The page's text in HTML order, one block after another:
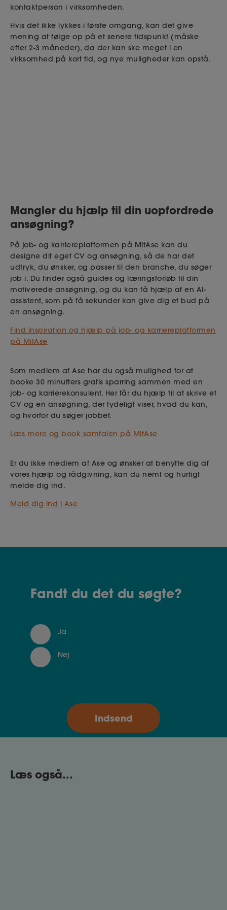
kontaktperson i virksomheden.
Hvis det ikke lykkes i første omgang, kan det give
mening at følge op på et senere tidspunkt (måske
efter 2-3 måneder), da der kan ske meget i en
virksomhed på kort tid, og nye muligheder kan opstå.
Mangler du hjælp til din uopfordrede
ansøgning?
På job- og karriereplatformen på MitAse kan du
designe dit eget CV og ansøgning, så de har det
udtryk, du ønsker, og passer til den branche, du søger
job i. Du finder også guides og læringsforløb til din
motiverede ansøgning, og du kan få hjælp af en AI-
assistent, som på få sekunder kan give dig et bud på
en ansøgning.
Find inspiration og hjælp på job- og karriereplatformen
på MitAse
Som medlem af Ase har du også mulighed for at
booke 30 minutters gratis sparring sammen med en
job- og karrierekonsulent. Her får du hjælp til at skrive et
CV og en ansøgning, der tydeligt viser, hvad du kan,
og hvorfor du søger jobbet.
Læs mere og book samtalen på MitAse
Er du ikke medlem af Ase og ønsker at benytte dig af
vores hjælp og rådgivning, kan du nemt og hurtigt
melde dig ind.
Meld dig ind i Ase
Fandt du det du søgte?
Ja
Nej
Læs også...